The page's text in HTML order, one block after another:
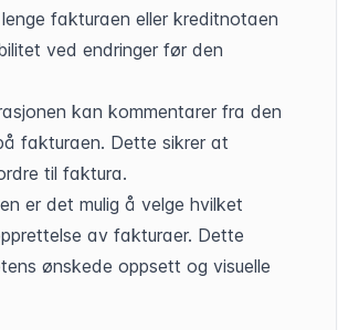
fakturaen eller kreditnotaen
ved endringer før den
kan kommentarer fra den
fakturaen. Dette sikrer at
til faktura.
er det mulig å velge hvilket
av fakturaer. Dette
ønskede oppsett og visuelle